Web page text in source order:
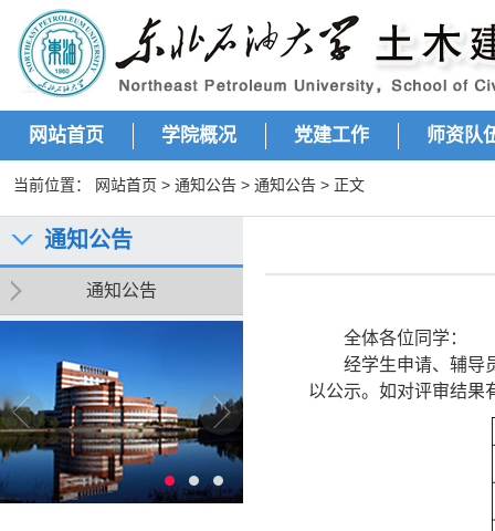
网站首页 学院概况 党建工作 师资队
当前位置： 网站首页 > 通知公告 > 通知公告 > 正文
通知公告
通知公告
全体各位同学：
经学生申请、辅导
以公示。如对评审结果